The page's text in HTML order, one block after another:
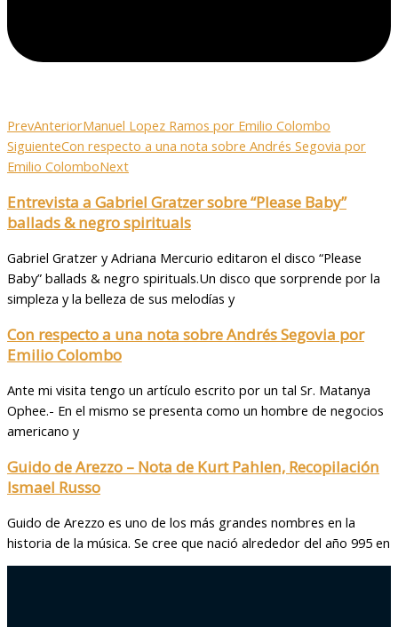
PrevAnteriorManuel Lopez Ramos por Emilio Colombo
SiguienteCon respecto a una nota sobre Andrés Segovia por
Emilio ColomboNext
Entrevista a Gabriel Gratzer sobre “Please Baby”
ballads & negro spirituals
Gabriel Gratzer y Adriana Mercurio editaron el disco “Please
Baby” ballads & negro spirituals.Un disco que sorprende por la
simpleza y la belleza de sus melodías y
Con respecto a una nota sobre Andrés Segovia por
Emilio Colombo
Ante mi visita tengo un artículo escrito por un tal Sr. Matanya
Ophee.- En el mismo se presenta como un hombre de negocios
americano y
Guido de Arezzo – Nota de Kurt Pahlen, Recopilación
Ismael Russo
Guido de Arezzo es uno de los más grandes nombres en la
historia de la música. Se cree que nació alrededor del año 995 en